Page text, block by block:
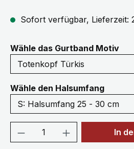
Sofort verfügbar, Lieferzeit:
Wähle das Gurtband Motiv
Wähle den Halsumfang
Produkt Anzahl: Gib
In